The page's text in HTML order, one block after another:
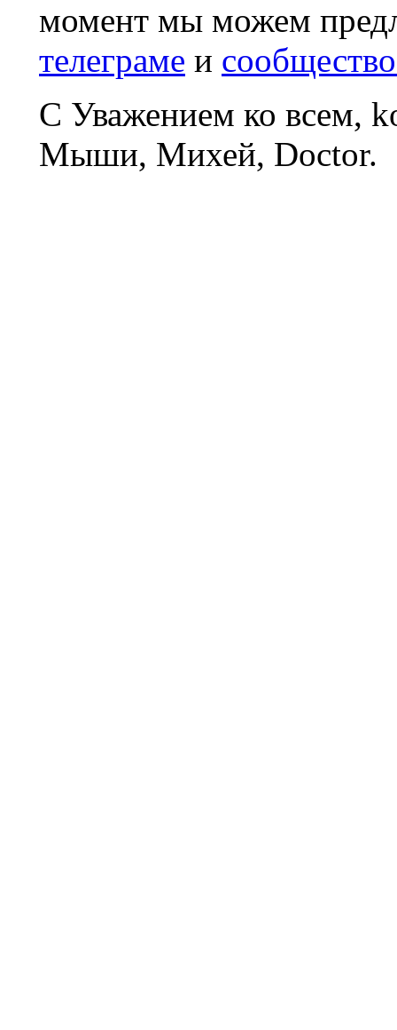
момент мы можем
телеграме и
С Уважением ко всем,
Мыши, Михей, Doctor.